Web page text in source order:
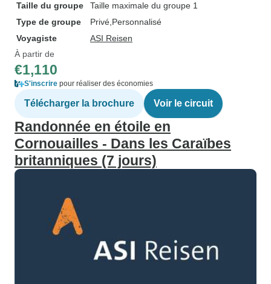
Taille du groupe
Taille maximale du groupe 1
Type de groupe
Privé Personnalisé
Voyagiste
ASI Reisen
À partir de
€1,110
S'inscrire pour réaliser des économies
Télécharger la brochure Voir le circuit
Randonnée en étoile en
Cornouailles - Dans les Caraïbes
britanniques (7 jours)